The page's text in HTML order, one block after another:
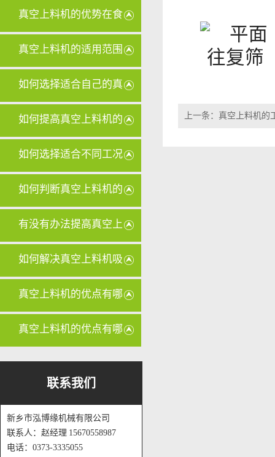
对其设计
真空上料机的优势在食
品行业中
真空上料机的适用范围
有哪些？
如何选择适合自己的真
空上料机
如何提高真空上料机的
输送量？
如何选择适合不同工况
的真空上
如何判断真空上料机的
管路是否
有没有办法提高真空上
料机的输
如何解决真空上料机吸
力不足的
真空上料机的优点有哪
些？真空上料机的优点有哪
些？
联系我们
新乡市泓博缘机械有限公司
联系人：赵经理 15670558987
电话：0373-3335055
上一条： 真空上料机的